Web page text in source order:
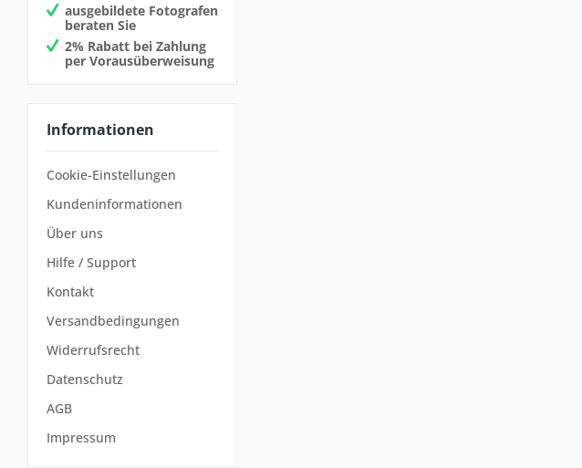
ausgebildete Fotografen
beraten Sie
2% Rabatt bei Zahlung
per Vorausüberweisung
Informationen
Cookie-Einstellungen
Kundeninformationen
Über uns
Hilfe / Support
Kontakt
Versandbedingungen
Widerrufsrecht
Datenschutz
AGB
Impressum